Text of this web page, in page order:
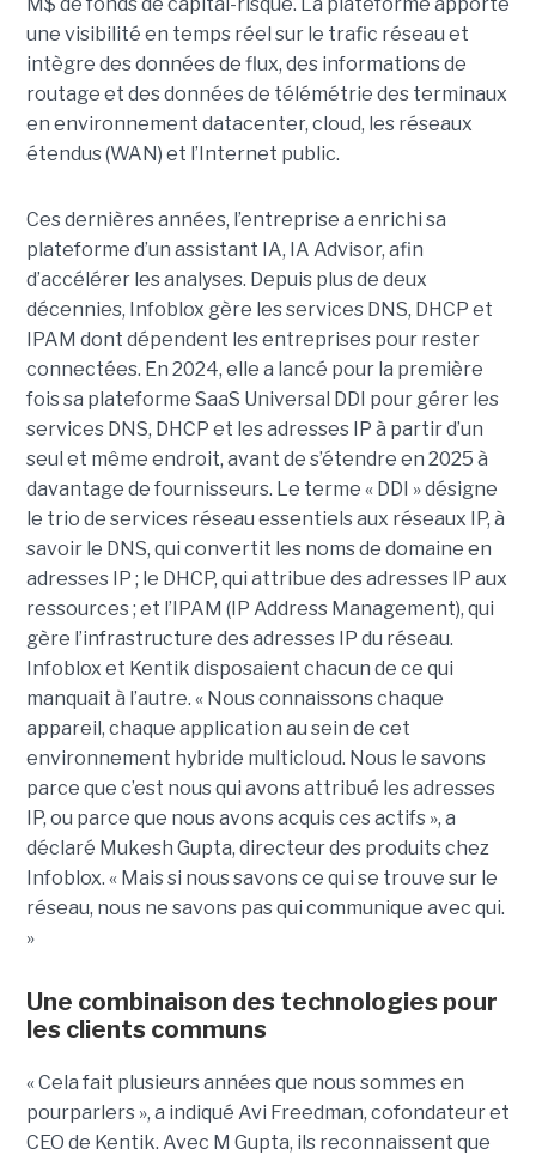
une visibilité en temps réel sur le trafic réseau et
intègre des données de flux, des informations de
routage et des données de télémétrie des terminaux
en environnement datacenter, cloud, les réseaux
étendus (WAN) et l’Internet public.
Ces dernières années, l’entreprise a enrichi sa
plateforme d’un assistant IA, IA Advisor, afin
d’accélérer les analyses. Depuis plus de deux
décennies, Infoblox gère les services DNS, DHCP et
IPAM dont dépendent les entreprises pour rester
connectées. En 2024, elle a lancé pour la première
fois sa plateforme SaaS Universal DDI pour gérer les
services DNS, DHCP et les adresses IP à partir d’un
seul et même endroit, avant de s’étendre en 2025 à
davantage de fournisseurs. Le terme « DDI » désigne
le trio de services réseau essentiels aux réseaux IP, à
savoir le DNS, qui convertit les noms de domaine en
adresses IP ; le DHCP, qui attribue des adresses IP aux
ressources ; et l’IPAM (IP Address Management), qui
gère l’infrastructure des adresses IP du réseau.
Infoblox et Kentik disposaient chacun de ce qui
manquait à l’autre. « Nous connaissons chaque
appareil, chaque application au sein de cet
environnement hybride multicloud. Nous le savons
parce que c’est nous qui avons attribué les adresses
IP, ou parce que nous avons acquis ces actifs », a
déclaré Mukesh Gupta, directeur des produits chez
Infoblox. « Mais si nous savons ce qui se trouve sur le
réseau, nous ne savons pas qui communique avec qui.
»
Une combinaison des technologies pour
les clients communs
« Cela fait plusieurs années que nous sommes en
pourparlers », a indiqué Avi Freedman, cofondateur et
CEO de Kentik. Avec M Gupta, ils reconnaissent que